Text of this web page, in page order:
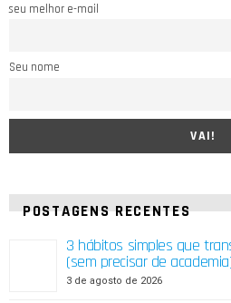
seu melhor e-mail
Seu nome
POSTAGENS RECENTES
3 hábitos simples que
(sem precisar de
3 de agosto de 2026